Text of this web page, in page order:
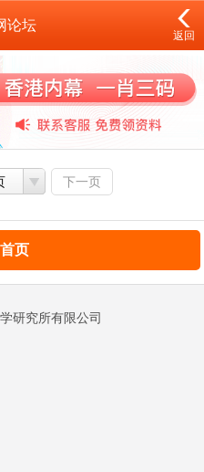
论坛
返回
下一页
页
研究所有限公司